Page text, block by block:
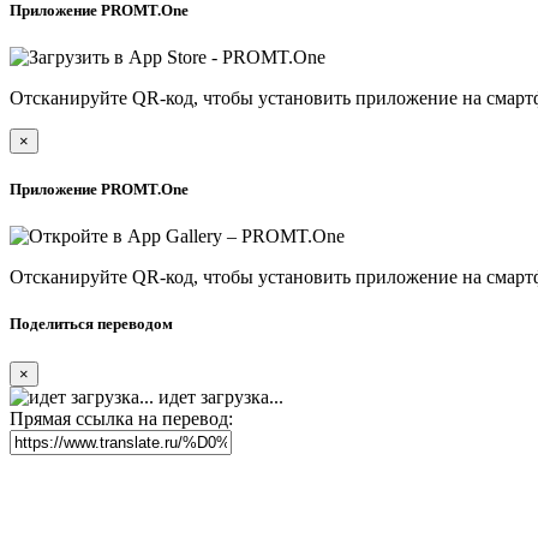
Приложение PROMT.One
Отсканируйте QR-код, чтобы установить приложение на
×
Приложение PROMT.One
Отсканируйте QR-код, чтобы установить приложение на
Поделиться переводом
×
идет загрузка...
Прямая ссылка на перевод: